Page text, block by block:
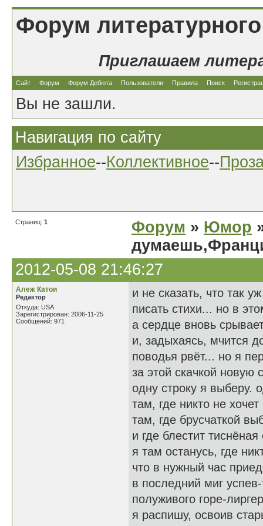
Форум
Приглашаем
Сайт Форум Форум Дебюта Пользователи Правила Поиск
Вы не зашли.
Навигация по сайту
Избранное--Коллективное--
Страниц: 1 Форум » Юмор
2012-05-08 21:46:27
Алеж Катои
Редактор
Откуда: USA
Зарегистрирован: 2006-11-25
Сообщений: 971
и не сказать, что так
писать стихи... но в
а сердце вновь
и, задыхаясь, мчится
поводья рвёт... но я
за этой скачкой новую
одну строку я выберу.
там, где никто не
там, где брусчаткой
и где блестит
я там останусь, где
что в нужный час
в последний миг успев-
полуживого горе-
я распишу, освоив